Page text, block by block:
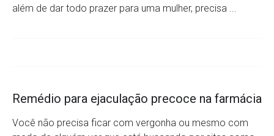
além de dar todo prazer para uma mulher, precisa ...
Remédio para ejaculação precoce na farmácia
Você não precisa ficar com vergonha ou mesmo com